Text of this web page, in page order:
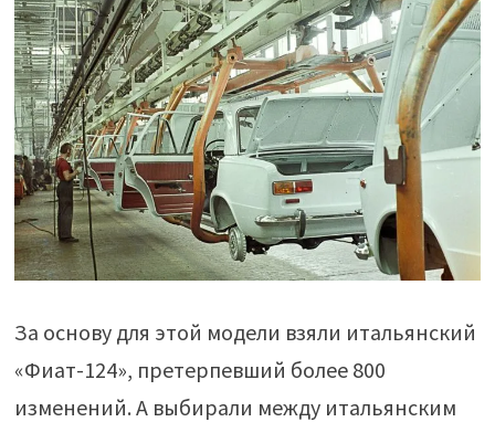
За основу для этой модели взяли итальянский
«Фиат-124», претерпевший более 800
изменений. А выбирали между итальянским